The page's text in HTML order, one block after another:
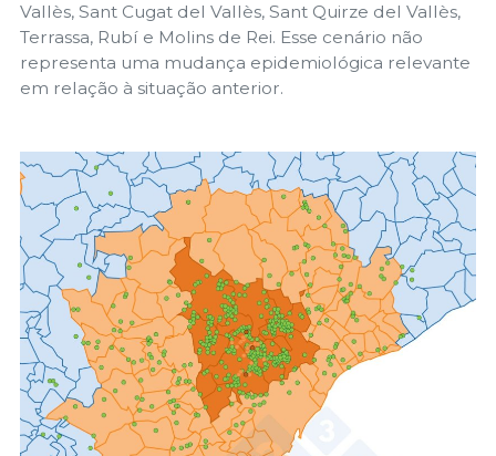
Vallès, Sant Cugat del Vallès, Sant Quirze del Vallès,
Terrassa, Rubí e Molins de Rei. Esse cenário não
representa uma mudança epidemiológica relevante
em relação à situação anterior.